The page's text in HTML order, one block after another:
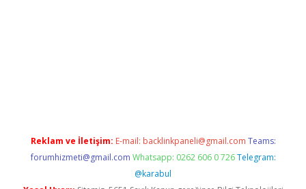
Reklam ve İletişim: E-mail: backlinkpaneli@gmail.com Teams:
forumhizmeti@gmail.com Whatsapp: 0262 606 0 726 Telegram:
@karabul